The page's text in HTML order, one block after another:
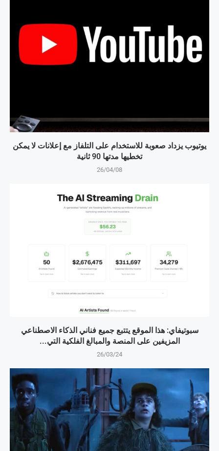
يوتيوب يزداد صعوبة للاستخدام على التلفاز مع إعلانات لا يمكن
تخطيها مدتها 90 ثانية
26/04/08
سبوتيفاي: هذا الموقع يتتبع جميع فناني الذكاء الاصطناعي
المزيفين على المنصة والمبالغ الفلكية التي...
26/03/24